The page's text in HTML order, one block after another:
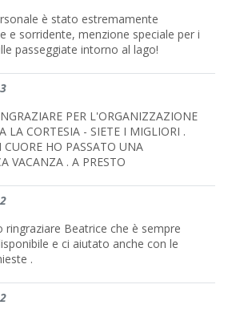
è stato estremamente
e sorridente, menzione speciale per i
passeggiate intorno al lago!
PER L'ORGANIZZAZIONE
LA CORTESIA - SIETE I MIGLIORI .
CUORE HO PASSATO UNA
VACANZA . A PRESTO
ringraziare Beatrice che è sempre
e ci aiutato anche con le
.